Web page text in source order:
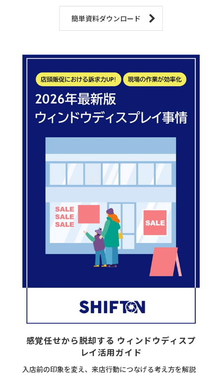
簡単資料ダウンロード
感覚任せから脱却する ウィンドウディスプ
レイ活用ガイド
入店前の印象を変え、来店行動につなげる考え方を解説